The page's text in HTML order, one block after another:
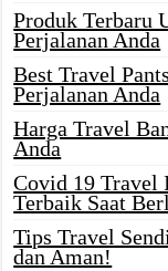
Produk Terbaru
Perjalanan Anda
Best Travel
Perjalanan Anda
Harga Travel
Anda
Covid 19 Travel
Terbaik Saat
Tips Travel
dan Aman!